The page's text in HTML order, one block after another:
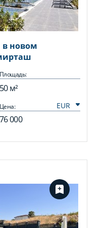
в новом
Площадь:
50 м²
Цена:
76 000